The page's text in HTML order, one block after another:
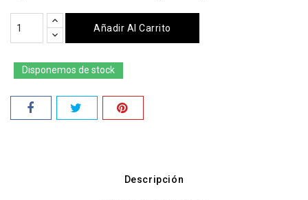
Añadir Al Carrito
Disponemos de stock
Descripción